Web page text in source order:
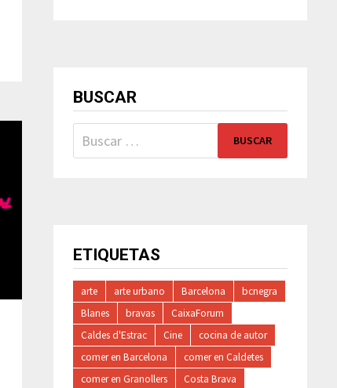
BUSCAR
Buscar:
ETIQUETAS
arte arte urbano Barcelona
bcnegra
Blanes
bravas
CaixaForum
Caldes d'Estrac
Cine
cocina de autor
comer en Barcelona
comer en Caldetes
comer en Granollers
Costa Brava